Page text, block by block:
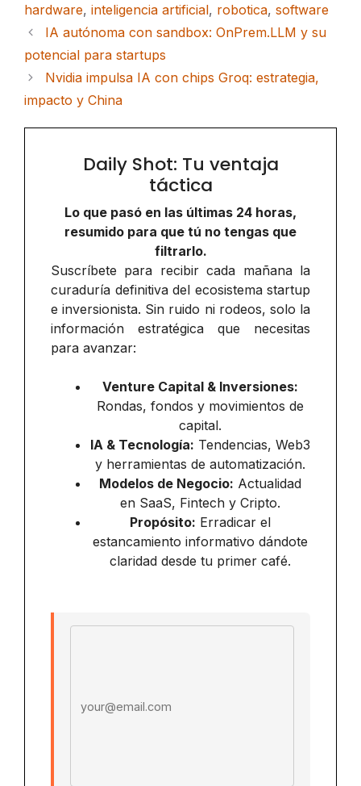
hardware, inteligencia artificial, robotica, software
IA autónoma con sandbox: OnPrem.LLM y su
potencial para startups
Nvidia impulsa IA con chips Groq: estrategia,
impacto y China
Daily Shot: Tu ventaja
táctica
Lo que pasó en las últimas 24 horas,
resumido para que tú no tengas que
filtrarlo.
Suscríbete para recibir cada mañana la
curaduría definitiva del ecosistema startup
e inversionista. Sin ruido ni rodeos, solo la
información estratégica que necesitas
para avanzar:
Venture Capital & Inversiones:
Rondas, fondos y movimientos de
capital.
IA & Tecnología: Tendencias, Web3
y herramientas de automatización.
Modelos de Negocio: Actualidad
en SaaS, Fintech y Cripto.
Propósito: Erradicar el
estancamiento informativo dándote
claridad desde tu primer café.